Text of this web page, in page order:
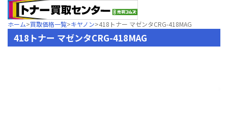
ホーム>買取価格一覧>キヤノン>418トナー マゼンタCRG-418MAG
418トナー マゼンタCRG-418MAG